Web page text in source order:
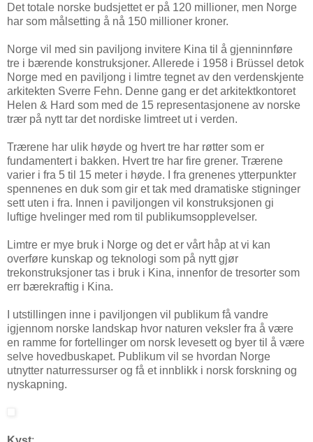
Det totale norske budsjettet er på 120 millioner, men Norge
har som målsetting å nå 150 millioner kroner.
Norge vil med sin paviljong invitere Kina til å gjenninnføre
tre i bærende konstruksjoner. Allerede i 1958 i Brüssel detok
Norge med en paviljong i limtre tegnet av den verdenskjente
arkitekten Sverre Fehn. Denne gang er det arkitektkontoret
Helen & Hard som med de 15 representasjonene av norske
trær på nytt tar det nordiske limtreet ut i verden.
Trærene har ulik høyde og hvert tre har røtter som er
fundamentert i bakken. Hvert tre har fire grener. Trærene
varier i fra 5 til 15 meter i høyde. I fra grenenes ytterpunkter
spennenes en duk som gir et tak med dramatiske stigninger
sett uten i fra. Innen i paviljongen vil konstruksjonen gi
luftige hvelinger med rom til publikumsopplevelser.
Limtre er mye bruk i Norge og det er vårt håp at vi kan
overføre kunskap og teknologi som på nytt gjør
trekonstruksjoner tas i bruk i Kina, innenfor de tresorter som
err bærekraftig i Kina.
I utstillingen inne i paviljongen vil publikum få vandre
igjennom norske landskap hvor naturen veksler fra å være
en ramme for fortellinger om norsk levesett og byer til å være
selve hovedbuskapet. Publikum vil se hvordan Norge
utnytter naturressurser og få et innblikk i norsk forskning og
nyskapning.